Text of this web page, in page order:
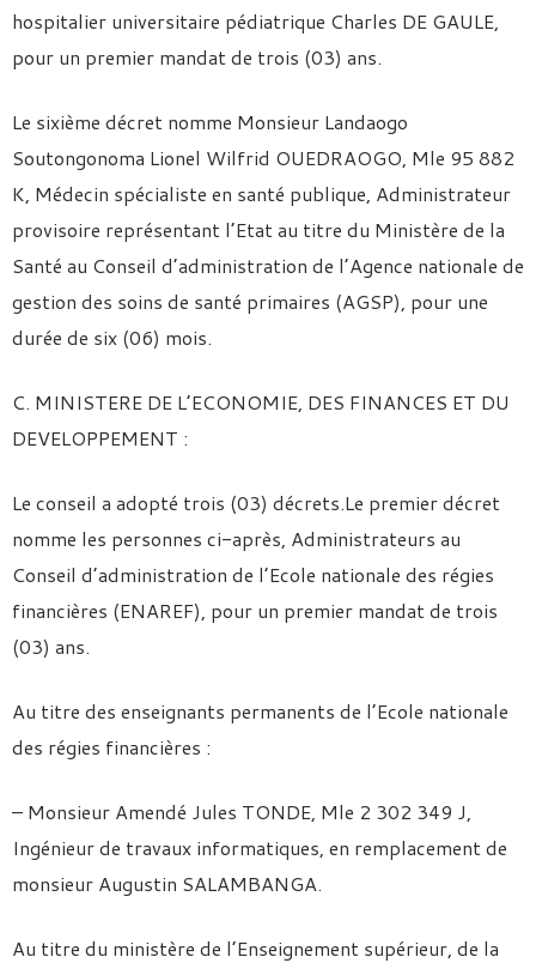
hospitalier universitaire pédiatrique Charles DE GAULE,
pour un premier mandat de trois (03) ans.
Le sixième décret nomme Monsieur Landaogo
Soutongonoma Lionel Wilfrid OUEDRAOGO, Mle 95 882
K, Médecin spécialiste en santé publique, Administrateur
provisoire représentant l’Etat au titre du Ministère de la
Santé au Conseil d’administration de l’Agence nationale de
gestion des soins de santé primaires (AGSP), pour une
durée de six (06) mois.
C. MINISTERE DE L’ECONOMIE, DES FINANCES ET DU
DEVELOPPEMENT :
Le conseil a adopté trois (03) décrets.Le premier décret
nomme les personnes ci-après, Administrateurs au
Conseil d’administration de l’Ecole nationale des régies
financières (ENAREF), pour un premier mandat de trois
(03) ans.
Au titre des enseignants permanents de l’Ecole nationale
des régies financières :
– Monsieur Amendé Jules TONDE, Mle 2 302 349 J,
Ingénieur de travaux informatiques, en remplacement de
monsieur Augustin SALAMBANGA.
Au titre du ministère de l’Enseignement supérieur, de la